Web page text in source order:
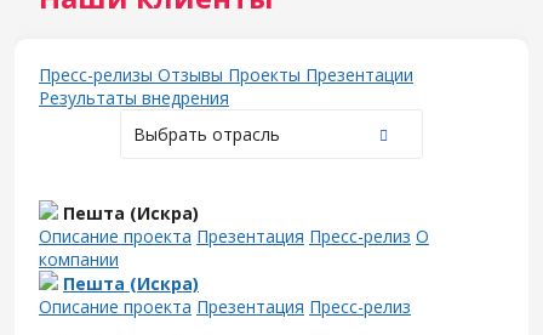
Пресс-релизы Отзывы Проекты Презентации
Результаты внедрения
Выбрать отрасль
Пешта (Искра)
Описание проекта Презентация Пресс-релиз О
компании
Пешта (Искра)
Описание проекта Презентация Пресс-релиз